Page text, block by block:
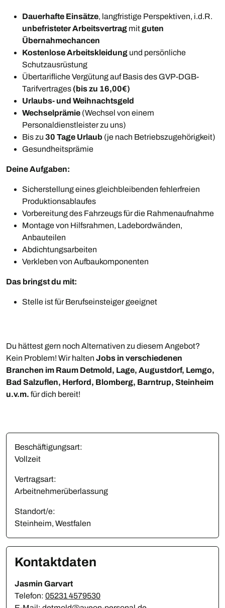
Dauerhafte Einsätze, langfristige Perspektiven, i.d.R.
unbefristeter Arbeitsvertrag mitguten
Übernahmechancen
Kostenlose Arbeitskleidung und persönliche
Schutzausrüstung
Übertarifliche Vergütung auf Basis des GVP-DGB-
Tarifvertrages (bis zu 16,00€)
Urlaubs- und Weihnachtsgeld
Wechselprämie (Wechsel von einem
Personaldienstleister zu uns)
Bis zu 30 Tage Urlaub (je nach Betriebszugehörigkeit)
Gesundheitsprämie
Deine Aufgaben:
Sicherstellung eines gleichbleibenden fehlerfreien
Produktionsablaufes
Vorbereitung des Fahrzeugs für die Rahmenaufnahme
Montage von Hilfsrahmen, Ladebordwänden,
Anbauteilen
Abdichtungsarbeiten
Verkleben von Aufbaukomponenten
Das bringst du mit:
Stelle ist für Berufseinsteiger geeignet
Du hättest gern noch Alternativen zu diesem Angebot?
Kein Problem! Wir halten Jobs in verschiedenen
Branchen im Raum Detmold, Lage, Augustdorf, Lemgo,
Bad Salzuflen, Herford, Blomberg, Barntrup, Steinheim
u.v.m. für dich bereit!
Beschäftigungsart:
Vollzeit
Vertragsart:
Arbeitnehmerüberlassung
Standort/e:
Steinheim, Westfalen
Kontaktdaten
Jasmin Garvart
Telefon: 05231 4579530